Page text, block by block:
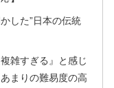
した”日本の伝統
雑すぎる』と感じ
まりの難易度の高